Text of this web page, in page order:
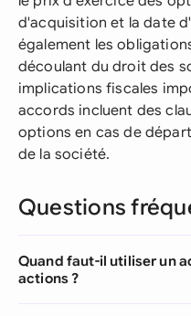
d'acquisition et la date
également les
découlant du droit des
implications fiscales
accords incluent des
options en cas de
de la société.
Questions
Quand faut-il utiliser un
actions ?